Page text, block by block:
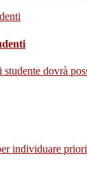
dovrà
individuare